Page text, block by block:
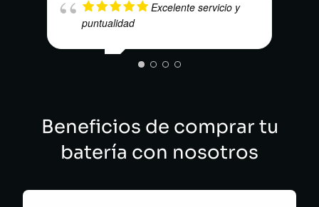
Excelente servicio y
puntualidad
Beneficios de comprar tu
batería con nosotros